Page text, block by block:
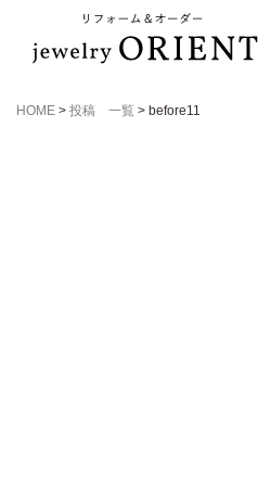
HOME > 投稿 一覧 > before11